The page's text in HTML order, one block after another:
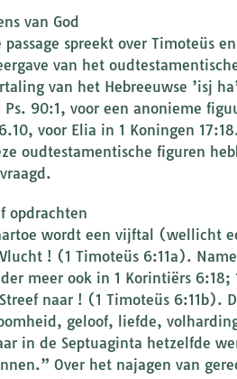
van God
passage spreekt over Timoteüs
van het
van het Hebreeuwse ’isj
Ps. 90:1, voor een anonieme
voor Elia in 1 Koningen
oudtestamentische figuren
opdrachten
wordt een vijftal (wellicht
! (1 Timoteüs 6:11a).
meer ook in 1 Korintiërs 6:18;
naar ! (1 Timoteüs 6:11b).
geloof, liefde,
in de Septuaginta hetzelfde
Over het najagen van